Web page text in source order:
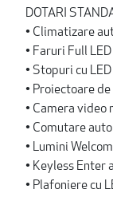
DOTARI
• Climatizare
• Faruri Full
• Stopuri cu LED
• Proiectoare
• Camera video
• Comutare
• Lumini
• Keyless Enter
• Plafoniere cu